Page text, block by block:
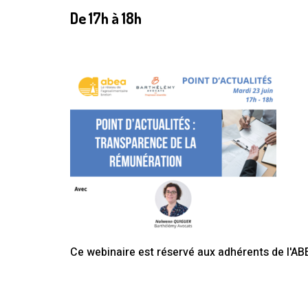
De17h à18h
Ce webinaire est réservé aux adhérents de